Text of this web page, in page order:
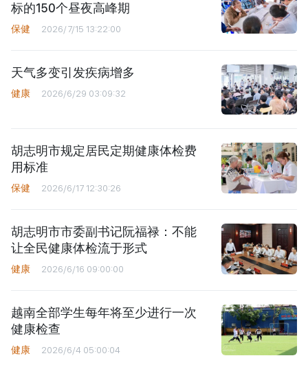
标的150个昼夜高峰期
保健 2026/7/15 13:22:00
天气多变引发疾病增多
健康 2026/6/29 03:09:32
胡志明市规定居民定期健康体检费
用标准
保健 2026/6/17 12:30:26
胡志明市市委副书记阮福禄：不能
让全民健康体检流于形式
健康 2026/6/16 09:00:00
越南全部学生每年将至少进行一次
健康检查
健康 2026/6/4 05:00:04